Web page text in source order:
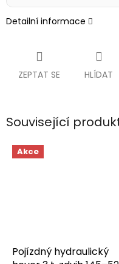
Detailní informace
ZEPTAT SE HLÍDAT
Související
Akce
Pojízdný hydraulický